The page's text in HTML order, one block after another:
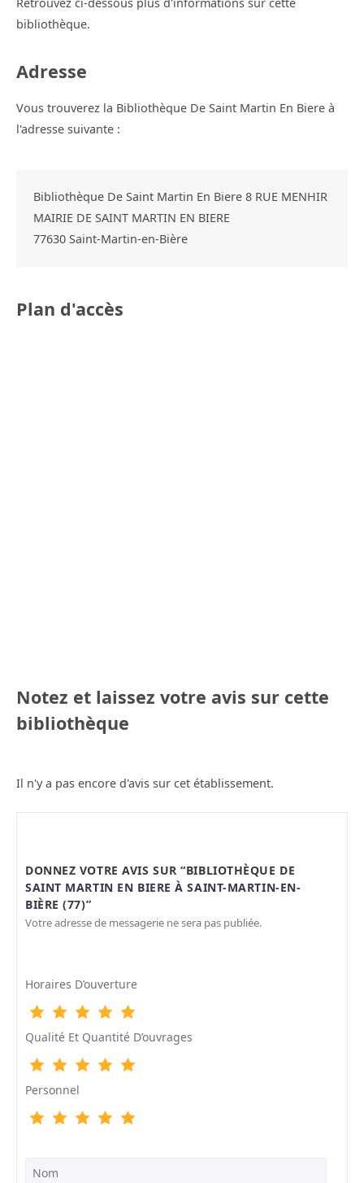
bibliothèque.
Adresse
Vous trouverez la Bibliothèque De Saint Martin En Biere à
l'adresse suivante :
Bibliothèque De Saint Martin En Biere 8 RUE MENHIR
MAIRIE DE SAINT MARTIN EN BIERE
77630 Saint-Martin-en-Bière
Plan d'accès
Notez et laissez votre avis sur cette
bibliothèque
Il n'y a pas encore d'avis sur cet établissement.
DONNEZ VOTRE AVIS SUR “BIBLIOTHÈQUE DE
SAINT MARTIN EN BIERE À SAINT-MARTIN-EN-
BIÈRE (77)”
Votre adresse de messagerie ne sera pas publiée.
Horaires D’ouverture
Qualité Et Quantité D’ouvrages
Personnel